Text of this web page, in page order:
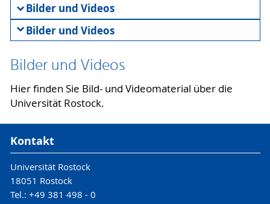
Bilder und Videos
Bilder und Videos
Bilder und Videos
Hier finden Sie Bild- und Videomaterial über die
Universität Rostock.
Kontakt
Universität Rostock
18051 Rostock
Tel.: +49 381 498 - 0